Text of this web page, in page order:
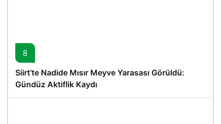
8
Siirt’te Nadide Mısır Meyve Yarasası Görüldü:
Gündüz Aktiflik Kaydı